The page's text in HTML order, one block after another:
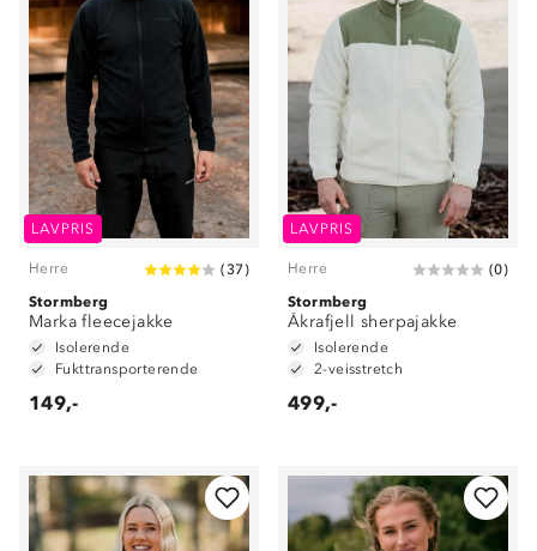
LAVPRIS
Herre (37)
Stormberg
Marka fleecejakke
Isolerende
Fukttransporterende
149,-
LAVPRIS
Herre (0)
Stormberg
Åkrafjell sherpajakke
Isolerende
2-veisstretch
499,-